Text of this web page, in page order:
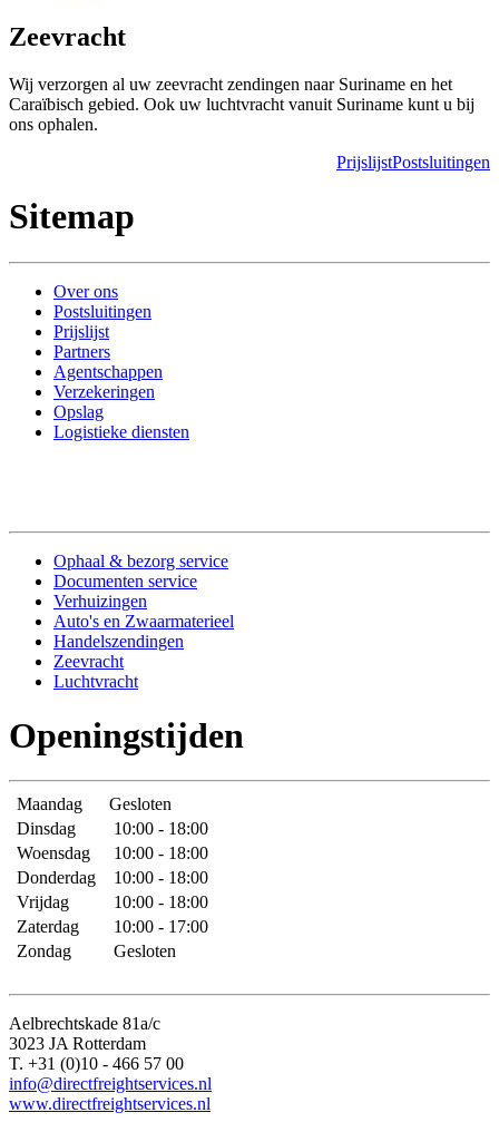
Zeevracht
Wij verzorgen al uw zeevracht zendingen naar Suriname en het
Caraïbisch gebied. Ook uw luchtvracht vanuit Suriname kunt u bij
ons ophalen.
Postsluitingen
Prijslijst
Sitemap
Over ons
Postsluitingen
Prijslijst
Partners
Agentschappen
Verzekeringen
Opslag
Logistieke diensten
Ophaal & bezorg service
Documenten service
Verhuizingen
Auto's en Zwaarmaterieel
Handelszendingen
Zeevracht
Luchtvracht
Openingstijden
Maandag
Gesloten
Dinsdag
10:00 - 18:00
Woensdag
10:00 - 18:00
Donderdag
10:00 - 18:00
Vrijdag
10:00 - 18:00
Zaterdag
10:00 - 17:00
Zondag
Gesloten
Aelbrechtskade 81a/c
3023 JA Rotterdam
T. +31 (0)10 - 466 57 00
info@directfreightservices.nl
www.directfreightservices.nl